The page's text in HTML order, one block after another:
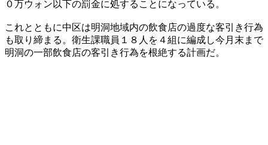
０万ウォン以下の罰金に処することになっている。
これとともに中区は明洞地域内の飲食店の過度な客引き行為
も取り締まる。衛生課職員１８人を４組に編成し今月末まで
明洞の一部飲食店の客引き行為を根絶する計画だ。